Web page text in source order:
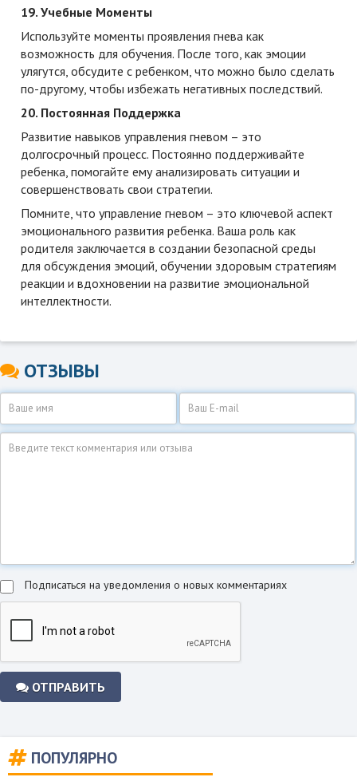
ПОПУЛЯРНО
19. Учебные Моменты
Используйте моменты проявления гнева как
возможность для обучения. После того, как эмоции
улягутся, обсудите с ребенком, что можно было сделать
по-другому, чтобы избежать негативных последствий.
20. Постоянная Поддержка
Развитие навыков управления гневом – это
долгосрочный процесс. Постоянно поддерживайте
ребенка, помогайте ему анализировать ситуации и
совершенствовать свои стратегии.
Помните, что управление гневом – это ключевой аспект
эмоционального развития ребенка. Ваша роль как
родителя заключается в создании безопасной среды
для обсуждения эмоций, обучении здоровым стратегиям
реакции и вдохновении на развитие эмоциональной
интеллектности.
ОТЗЫВЫ
Подписаться на уведомления о новых комментариях
ОТПРАВИТЬ